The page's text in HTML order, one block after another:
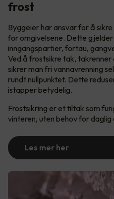
frost
Byggeier har ansvar for å
for omgivelsene. Dette
inngangspartier, fortau,
Ved å frostsikre tak,
sikrer man fri vannavrenning
rundt nullpunktet. Dette
istapper betydelig.
Frostsikring er et tiltak som
vinteren, uten behov for daglig
Les mer her